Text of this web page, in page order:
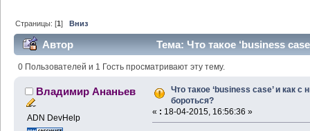
Страницы: [1]Вниз
Автор
Тема: Что такое ‘business
47029 раз)
0 Пользователей и 1 Гость просматривают эту тему.
Владимир Ананьев
ADN DevHelp
Что такое ‘business case’ и как с
бороться?
« : 18-04-2015, 16:56:36 »